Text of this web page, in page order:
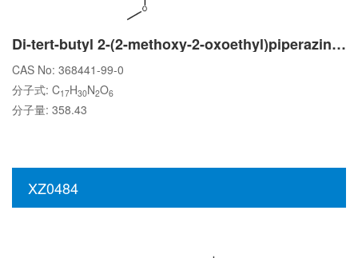
Di-tert-butyl 2-(2-methoxy-2-oxoethyl)piperazine-1,4-dicarboxylate
CAS No: 368441-99-0
分子式: C17H30N2O6
分子量: 358.43
XZ0484